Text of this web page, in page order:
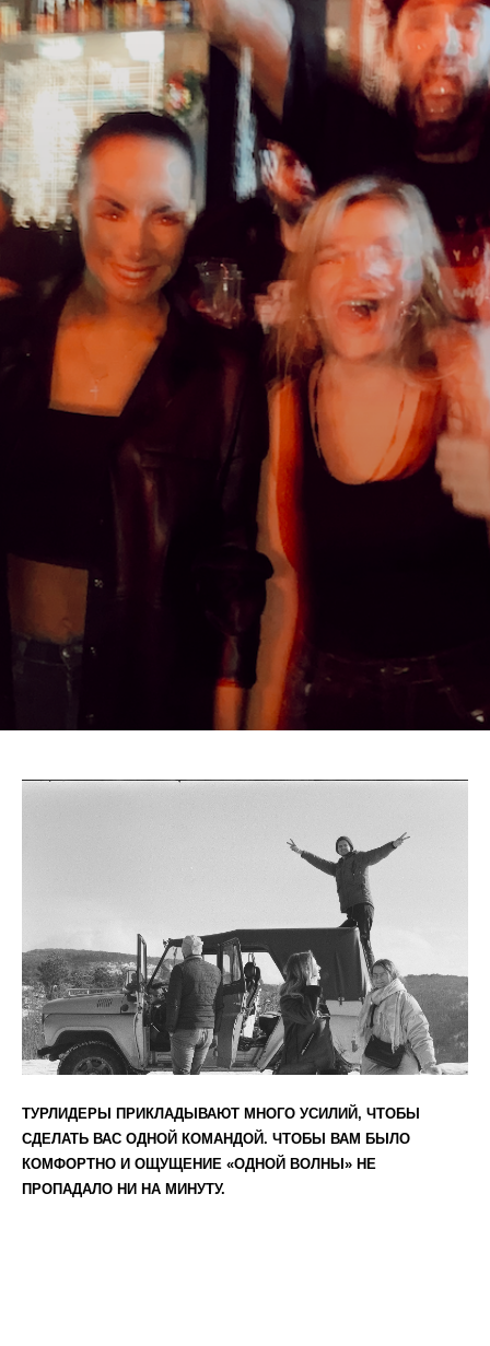
ТУРЛИДЕРЫ ПРИКЛАДЫВАЮТ МНОГО УСИЛИЙ, ЧТОБЫ
СДЕЛАТЬ ВАС ОДНОЙ КОМАНДОЙ. ЧТОБЫ ВАМ БЫЛО
КОМФОРТНО И ОЩУЩЕНИЕ «ОДНОЙ ВОЛНЫ» НЕ
ПРОПАДАЛО НИ НА МИНУТУ.